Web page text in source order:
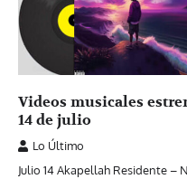
Videos musicales
14 de julio
Lo Último
Julio 14 Akapellah Residente –